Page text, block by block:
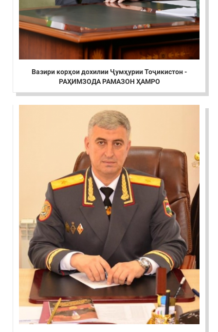
Вазири корҳои дохилии Ҷумҳурии Тоҷикистон -
РАҲИМЗОДА РАМАЗОН ҲАМРО